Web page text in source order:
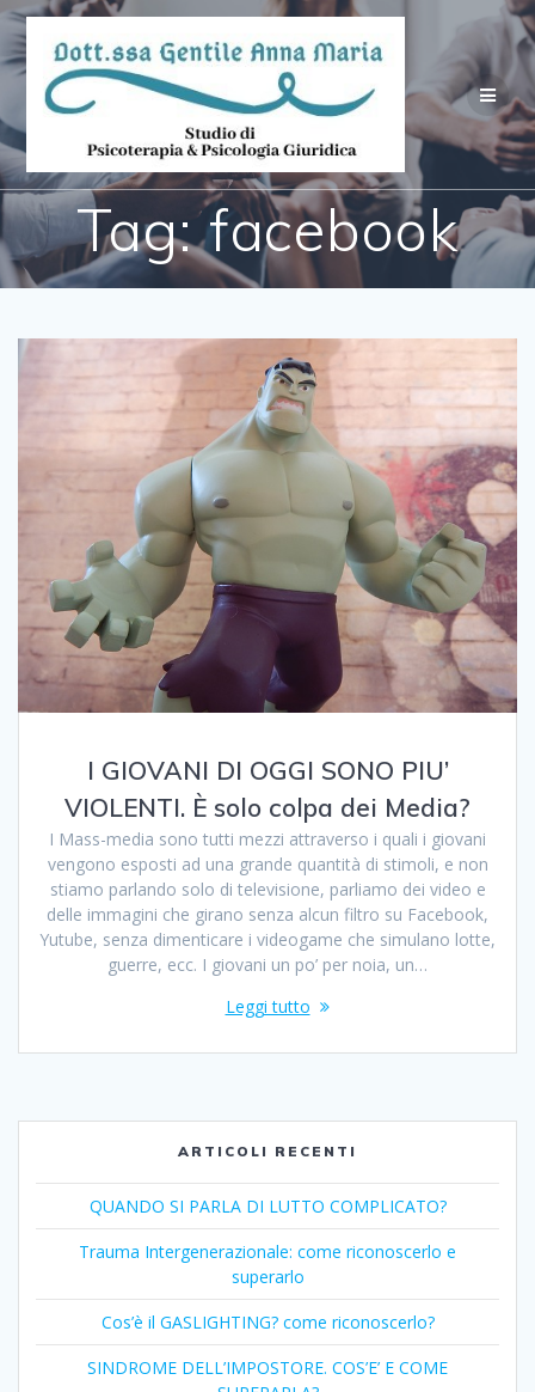
Salta
contenuto
Tag:facebook
I GIOVANI DI OGGI SONO PIU’
VIOLENTI. È solo colpa dei Media?
I Mass-media sono tutti mezzi attraverso i quali i giovani
vengono esposti ad una grande quantità di stimoli, e non
stiamo parlando solo di televisione, parliamo dei video e
delle immagini che girano senza alcun filtro su Facebook,
Yutube, senza dimenticare i videogame che simulano lotte,
guerre, ecc. I giovani un po’ per noia, un…
Leggi tutto
ARTICOLI RECENTI
QUANDO SI PARLA DI LUTTO COMPLICATO?
Trauma Intergenerazionale: come riconoscerlo e
superarlo
Cos’è il GASLIGHTING? come riconoscerlo?
SINDROME DELL’IMPOSTORE. COS’E’ E COME